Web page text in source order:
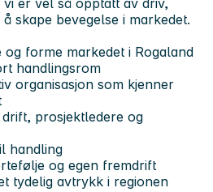
er vel så opptatt av driv,
skape bevegelse i markedet.
og forme markedet i Rogaland
handlingsrom
organisasjon som kjenner
prosjektledere og
handling
og egen fremdrift
tydelig avtrykk i regionen